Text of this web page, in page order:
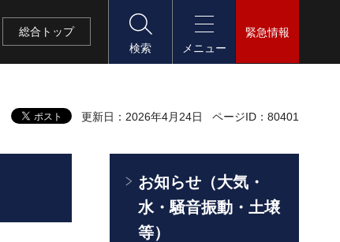
総合 トップ
検索
メニュー
緊急情報
更新日：2026年4月24日 ページID：80401
お知らせ（大気・
水・騒音振動・土壌
等）